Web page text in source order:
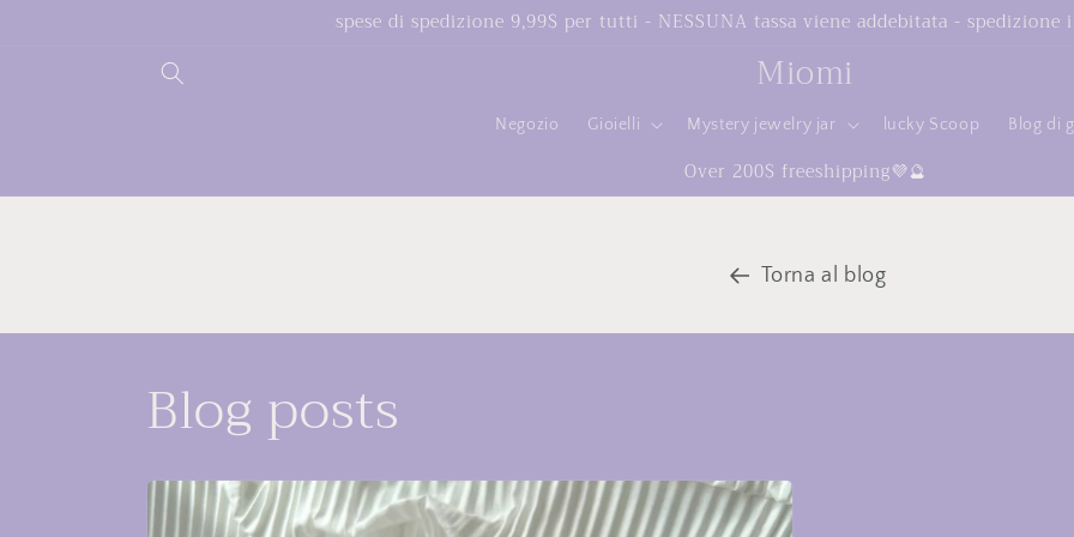
spese di spedizione 9,99$ per tutti - NESSUNA tassa viene addebitata -
Miomi
Negozio Gioielli Mystery jewelry jar lucky Scoop Blog di
Over 200$ freeshipping💜🔮
Torna al blog
Blog posts